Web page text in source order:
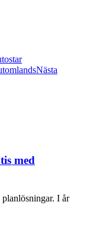
Nästa
med
I år